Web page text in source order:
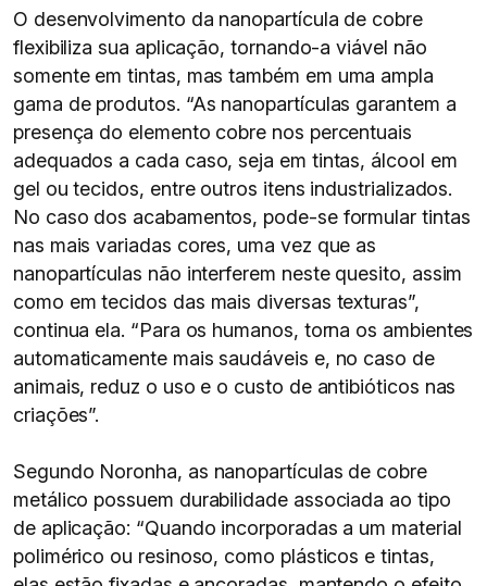
O desenvolvimento da nanopartícula de cobre
flexibiliza sua aplicação, tornando-a viável não
somente em tintas, mas também em uma ampla
gama de produtos. “As nanopartículas garantem a
presença do elemento cobre nos percentuais
adequados a cada caso, seja em tintas, álcool em
gel ou tecidos, entre outros itens industrializados.
No caso dos acabamentos, pode-se formular tintas
nas mais variadas cores, uma vez que as
nanopartículas não interferem neste quesito, assim
como em tecidos das mais diversas texturas”,
continua ela. “Para os humanos, torna os ambientes
automaticamente mais saudáveis e, no caso de
animais, reduz o uso e o custo de antibióticos nas
criações”.
Segundo Noronha, as nanopartículas de cobre
metálico possuem durabilidade associada ao tipo
de aplicação: “Quando incorporadas a um material
polimérico ou resinoso, como plásticos e tintas,